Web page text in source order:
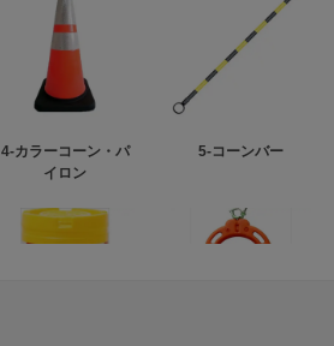
4-カラーコーン・パ
イロン
5-コーンバー